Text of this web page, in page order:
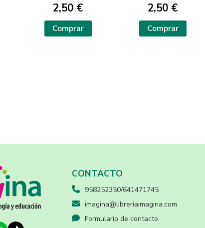
2,50 €
Comprar
2,50 €
Comprar
CONTACTO
958252350/641471745
imagina@libreriaimagina.com
Formulario de contacto